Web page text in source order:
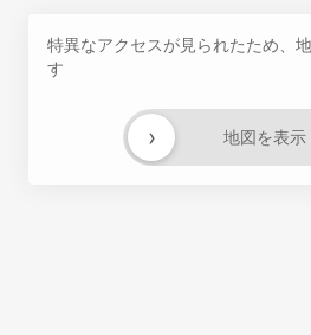
特異なアクセスが見られたため、
す
地図を表示
›